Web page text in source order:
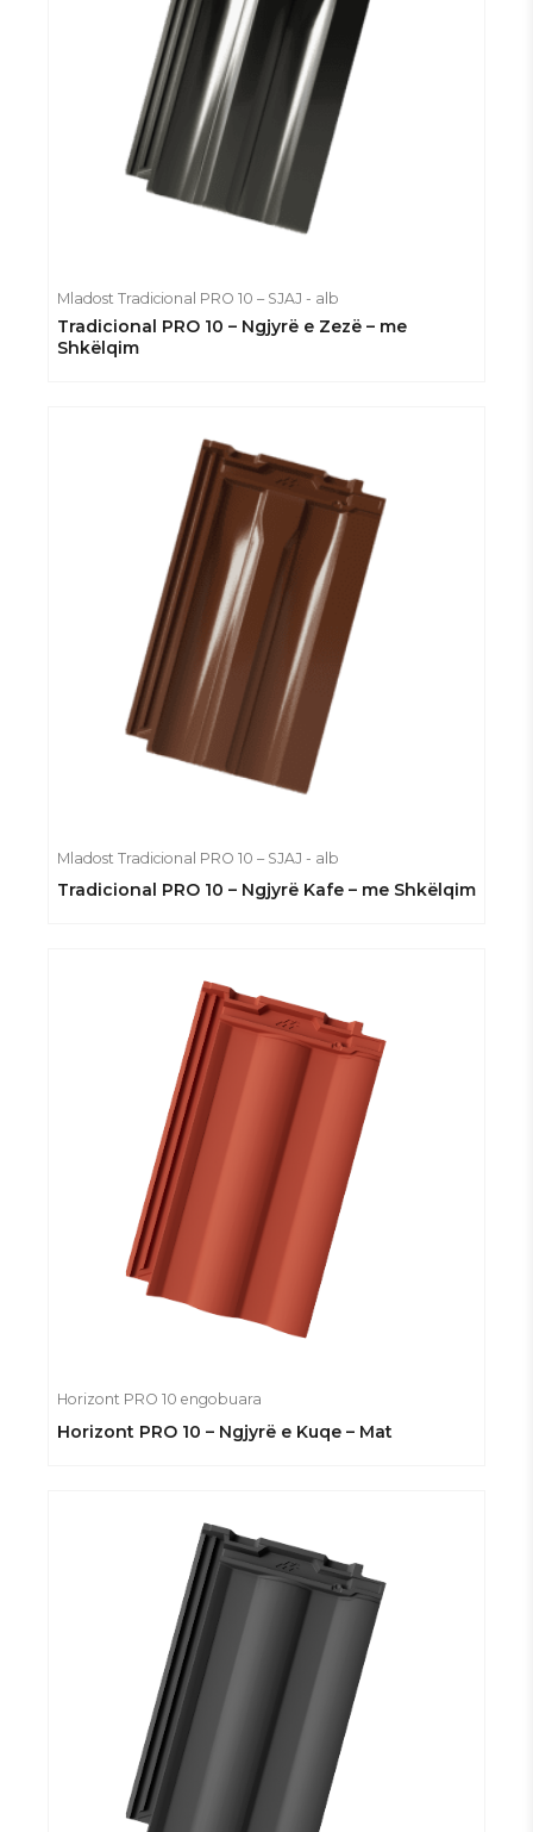
Mladost Tradicional PRO 10 – SJAJ - alb
Tradicional PRO 10 – Ngjyrë e Zezë – me
Shkëlqim
Mladost Tradicional PRO 10 – SJAJ - alb
Tradicional PRO 10 – Ngjyrë Kafe – me Shkëlqim
Horizont PRO 10 engobuara
Horizont PRO 10 – Ngjyrë e Kuqe – Mat